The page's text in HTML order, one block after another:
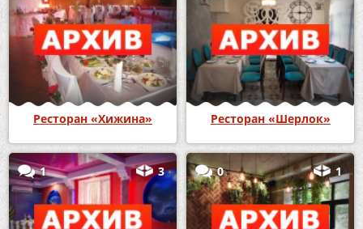
Ресторан «Хижина» Ресторан «Шерлок»
1 3 0 1